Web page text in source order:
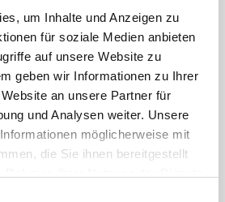
um Inhalte und Anzeigen zu
für soziale Medien anbieten
auf unsere Website zu
geben wir Informationen zu Ihrer
an unsere Partner für
und Analysen weiter. Unsere
möglicherweise mit
die Sie ihnen bereitgestellt